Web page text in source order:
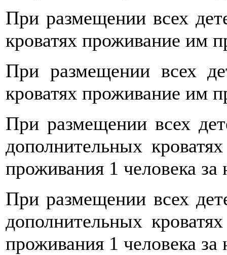
При размещении всех
кроватях проживание им
При размещении всех
кроватях проживание им
При размещении всех
дополнительных
проживания 1 человека за
При размещении всех
дополнительных
проживания 1 человека за